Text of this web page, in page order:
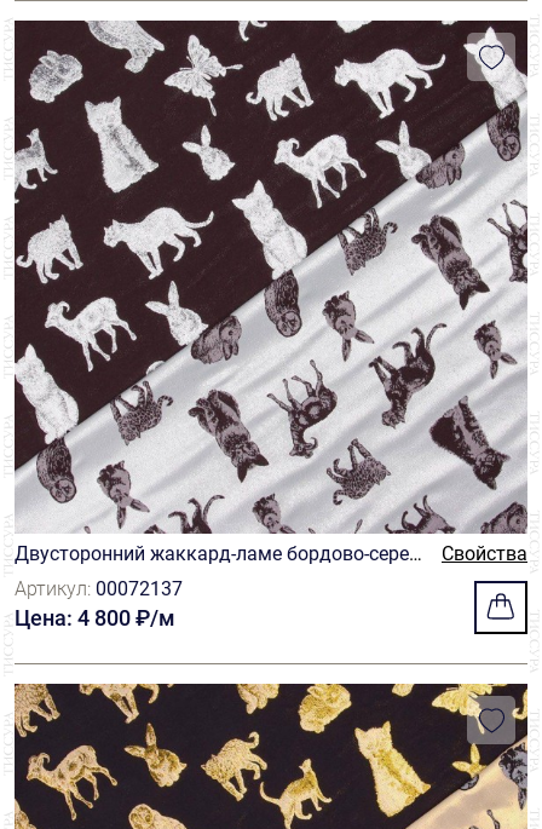
Двусторонний жаккард-ламе бордово-сереб
ристый
Свойства
Артикул: 00072137
Цена: 4 800 ₽/м